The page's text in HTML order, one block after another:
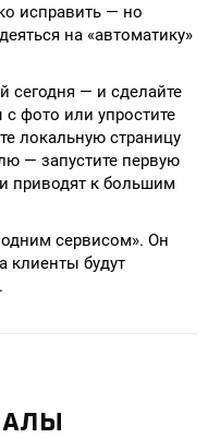
исправить — но
на «автоматику»
сегодня — и сделайте
фото или упростите
локальную страницу
— запустите первую
приводят к большим
сервисом». Он
клиенты будут